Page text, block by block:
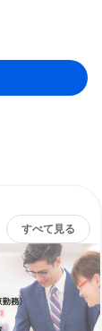
すべて見る